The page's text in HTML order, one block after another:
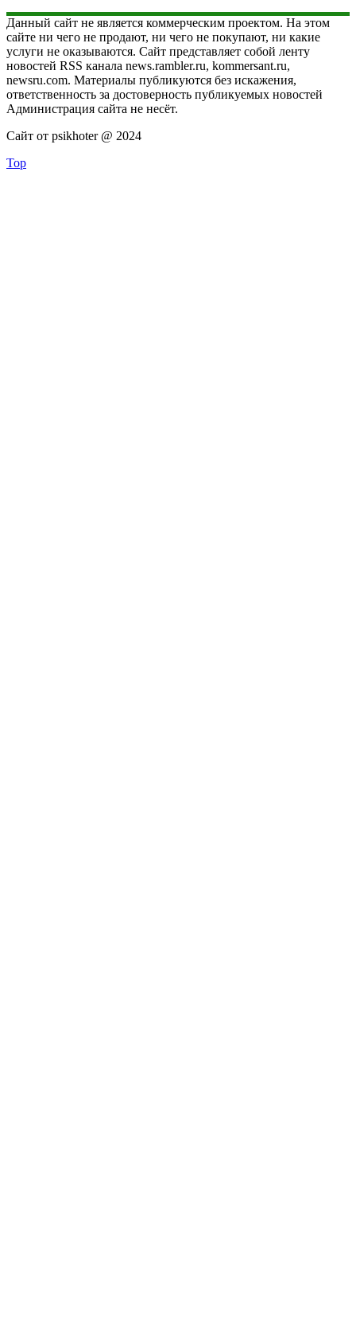
Данный сайт не является коммерческим проектом. На этом
сайте ни чего не продают, ни чего не покупают, ни какие
услуги не оказываются. Сайт представляет собой ленту
новостей RSS канала news.rambler.ru, kommersant.ru,
newsru.com. Материалы публикуются без искажения,
ответственность за достоверность публикуемых новостей
Администрация сайта не несёт.
Сайт от psikhoter @ 2024
Top